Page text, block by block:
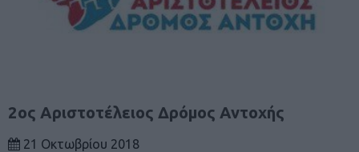
2ος Αριστοτέλειος Δρόμος Αντοχής
21 Οκτωβρίου 2018